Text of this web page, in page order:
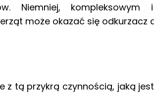
Niemniej, kompleksowym
może okazać się odkurzacz
z tą przykrą czynnością, jaką